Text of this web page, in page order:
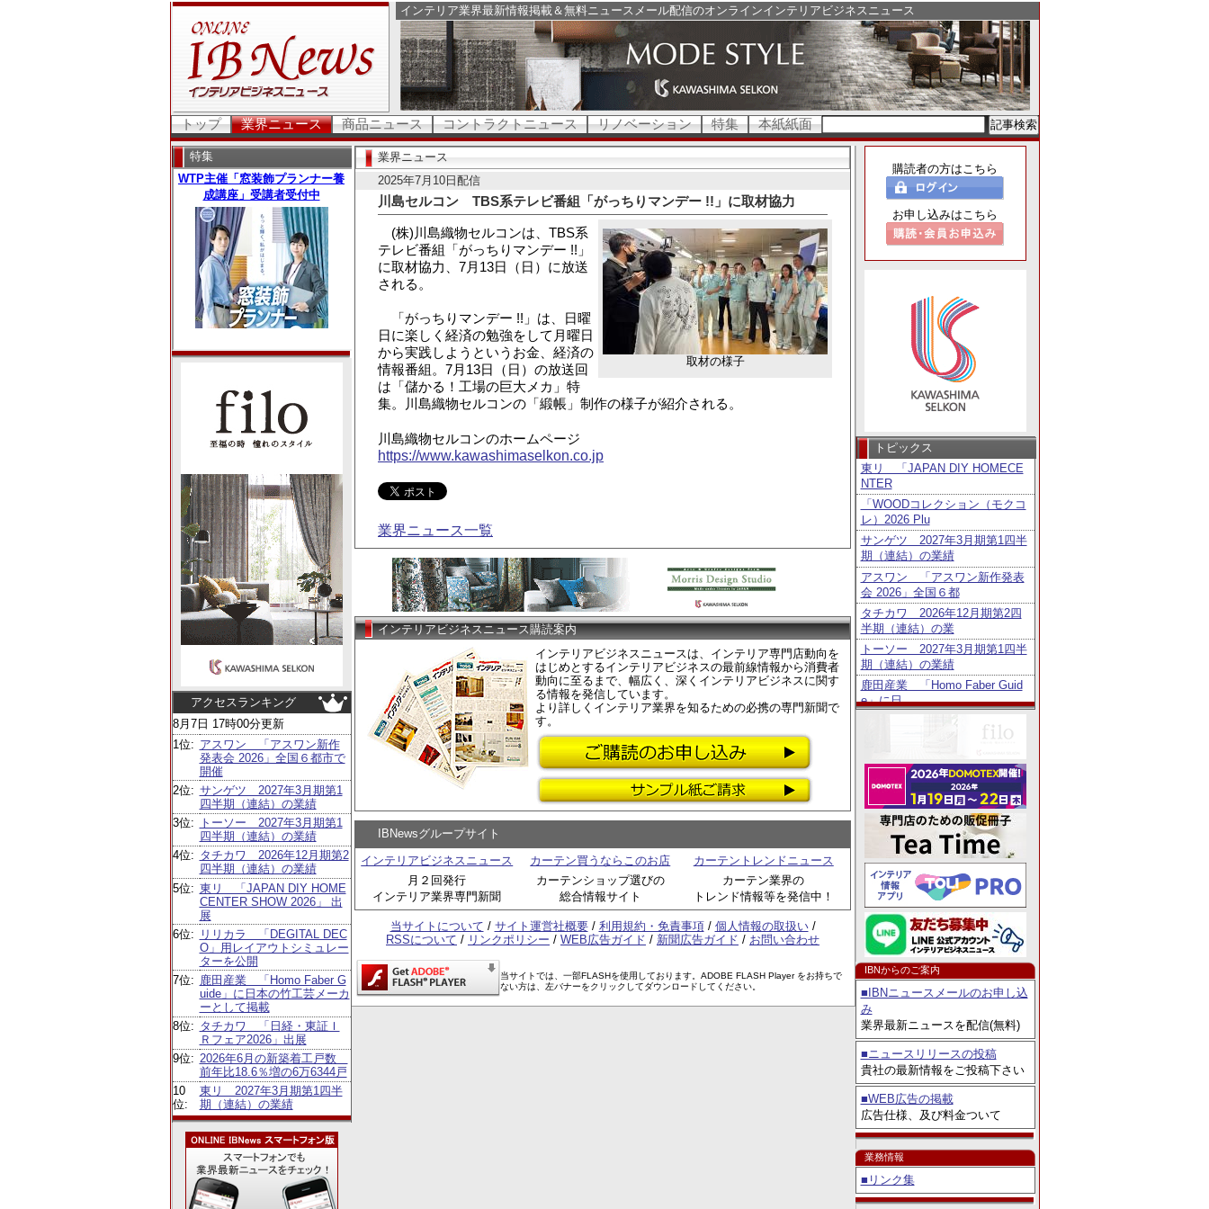
インテリア業界最新情報掲載＆無料ニュースメール配信のオンラインインテリアビジネスニュース
トップ 業界ニュース 商品ニュース コントラクトニュース リノベーション 特集 本紙紙面
特集
アクセスランキング
8月7日 17時00分更新
1位: アスワン 「アスワン新作
発表会 2026」全国６都市で
開催
2位: サンゲツ 2027年3月期第1
四半期（連結）の業績
3位:
トーソー 2027年3月期第1
四半期（連結）の業績
4位: タチカワ 2026年12月期第2
四半期（連結）の業績
5位: 東リ 「JAPAN DIY HOME
CENTER SHOW 2026」 出
展
6位:
リリカラ 「DEGITAL DEC
O」用レイアウトシミュレー
ターを公開
7位: 鹿田産業 「Homo Faber G
uide」に日本の竹工芸メーカ
ーとして掲載
8位: タチカワ 「日経・東証Ｉ
Ｒフェア2026」出展
9位: 2026年6月の新築着工戸数
前年比18.6％増の6万6344戸
10
位:
東リ 2027年3月期第1四半
期（連結）の業績
業界ニュース
2025年7月10日配信
川島セルコン TBS系テレビ番組「がっちりマンデー !!」に取材協力
取材の様子
(株)川島織物セルコンは、TBS系
テレビ番組「がっちりマンデー !!」
に取材協力、7月13日（日）に放送
される。
「がっちりマンデー !!」は、日曜
日に楽しく経済の勉強をして月曜日
から実践しようというお金、経済の
情報番組。7月13日（日）の放送回
は「儲かる！工場の巨大メカ」特
集。川島織物セルコンの「緞帳」制作の様子が紹介される。
川島織物セルコンのホームページ
https://www.kawashimaselkon.co.jp
業界ニュース一覧
インテリアビジネスニュース購読案内
インテリアビジネスニュースは、インテリア専門店動向を
はじめとするインテリアビジネスの最前線情報から消費者
動向に至るまで、幅広く、深くインテリアビジネスに関す
る情報を発信しています。
より詳しくインテリア業界を知るための必携の専門新聞で
す。
IBNewsグループサイト
インテリアビジネスニュース
月２回発行
インテリア業界専門新聞
カーテン買うならこのお店
カーテンショップ選びの
総合情報サイト
カーテントレンドニュース
カーテン業界の
トレンド情報等を発信中！
当サイトについて / サイト運営社概要/ 利用規約・免責事項/ 個人情報の取扱い/
RSSについて / リンクポリシー / WEB広告ガイド / 新聞広告ガイド / お問い合わせ
当サイトでは、一部FLASHを使用しております。ADOBE FLASH Player をお持ちで
ない方は、左バナーをクリックしてダウンロードしてください。
購読者の方はこちら
お申し込みはこちら
トピックス
東リ 「JAPAN DIY HOMECE
NTER
「WOODコレクション（モクコ
レ）2026 Plu
サンゲツ 2027年3月期第1四半
期（連結）の業績
アスワン 「アスワン新作発表
会 2026」全国６都
タチカワ 2026年12月期第2四
半期（連結）の業
トーソー 2027年3月期第1四半
期（連結）の業績
鹿田産業 「Homo Faber Guid
e」に日
タチカワ 「日経・東証ＩＲフ
用レイアウト
ニチベイ 「第6回メカモノ事
例コンテスト」8／3よ
IBNからのご案内
■IBNニュースメールのお申し込
み
業界最新ニュースを配信(無料)
■ニュースリリースの投稿
貴社の最新情報をご投稿下さい
■WEB広告の掲載
広告仕様、及び料金ついて
業務情報
■リンク集